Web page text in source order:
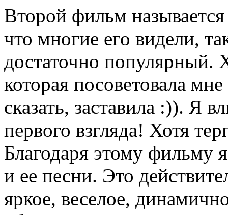
Второй фильм
что многие его видели,
достаточно популярный.
которая посоветовала
сказать, заставила :)). Я
первого взгляда! Хотя
Благодаря этому фильму
и ее песни. Это
яркое, веселое,